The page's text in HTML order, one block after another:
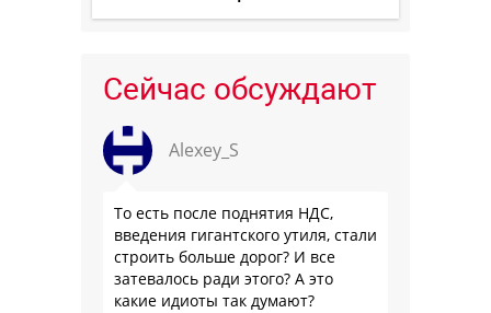
Сейчас обсуждают
Alexey_S
То есть после поднятия НДС,
введения гигантского утиля, стали
строить больше дорог? И все
затевалось ради этого? А это
какие идиоты так думают?